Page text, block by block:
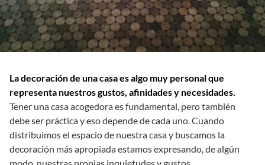
La decoración de una casa es algo muy personal que
representa nuestros gustos, afinidades y necesidades.
Tener una casa acogedora es fundamental, pero también
debe ser práctica y eso depende de cada uno. Cuando
distribuimos el espacio de nuestra casa y buscamos la
decoración más apropiada estamos expresando, de algún